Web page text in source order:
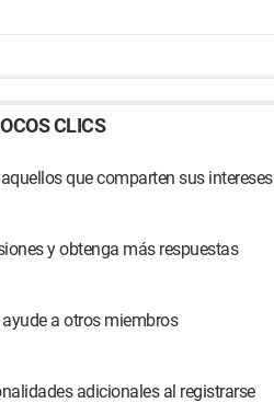
CLICS
que comparten sus intereses
y obtenga más respuestas
a otros miembros
adicionales al registrarse